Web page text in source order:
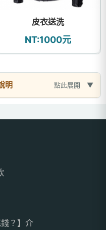
皮衣送洗
NT:1000元
明 點此展開
錢？】介